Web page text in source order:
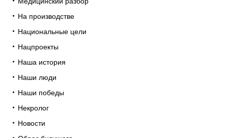
На производстве
Национальные цели
Нацпроекты
Наша история
Наши люди
Наши победы
Некролог
Новости